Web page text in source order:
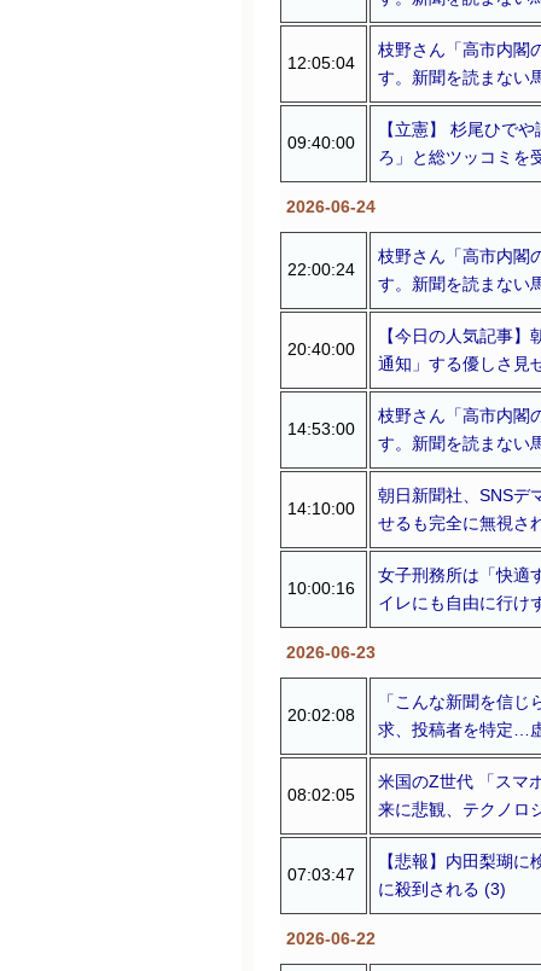
12:05:04
枝野さん「高市内閣
す。新聞を読まない
09:40:00
【立憲】 杉尾ひで
ろ」と総ツッコミを
2026-06-24
22:00:24
枝野さん「高市内閣
す。新聞を読まない
20:40:00
【今日の人気記事
通知」する優しさ見
14:53:00
枝野さん「高市内閣
す。新聞を読まない
14:10:00
朝日新聞社、SNSデ
せるも完全に無視さ
10:00:16
女子刑務所は「快適
イレにも自由に行け
2026-06-23
20:02:08
「こんな新聞を信
求、投稿者を特定…
08:02:05
米国のZ世代 「スマ
来に悲観、テクノロ
07:03:47
【悲報】内田梨瑚
に殺到される (3)
2026-06-22